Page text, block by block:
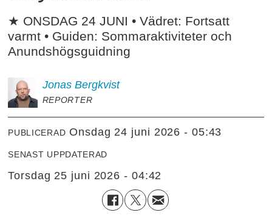
★ ONSDAG 24 JUNI • Vädret: Fortsatt
varmt • Guiden: Sommaraktiviteter och
Anundshögsguidning
Jonas Bergkvist
REPORTER
PUBLICERAD onsdag 24 juni 2026 - 05:43
SENAST UPPDATERAD
torsdag 25 juni 2026 - 04:42